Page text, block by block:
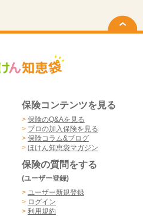
保険コンテンツを見る
> 保険のQ&Aを見る
> プロの加入保険を見る
> 保険コラム&ブログ
> ほけん知恵袋マガジン
保険の質問をする
(ユーザー登録)
> ユーザー新規登録
> ログイン
> 利用規約